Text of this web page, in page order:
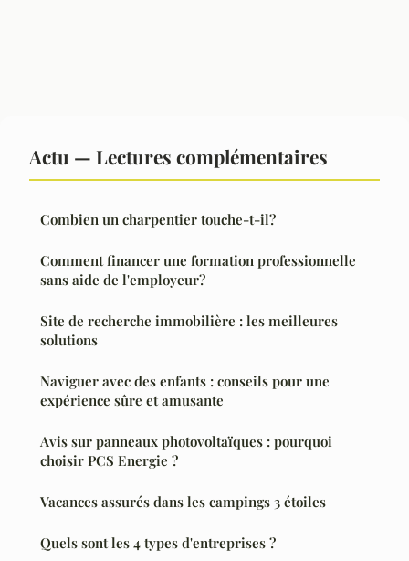
Actu — Lectures complémentaires
Combien un charpentier touche-t-il?
Comment financer une formation professionnelle
sans aide de l'employeur?
Site de recherche immobilière : les meilleures
solutions
Naviguer avec des enfants : conseils pour une
expérience sûre et amusante
Avis sur panneaux photovoltaïques : pourquoi
choisir PCS Energie ?
Vacances assurés dans les campings 3 étoiles
Quels sont les 4 types d'entreprises ?